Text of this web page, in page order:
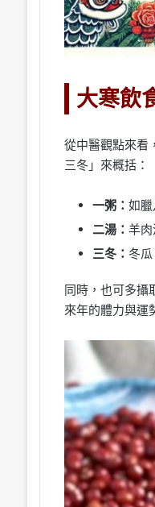
大寒飲
從中醫觀點來看
三冬」來概括：
一粥： 如
二湯： 羊
三冬： 冬
同時，也可多攝
來年的體力與運